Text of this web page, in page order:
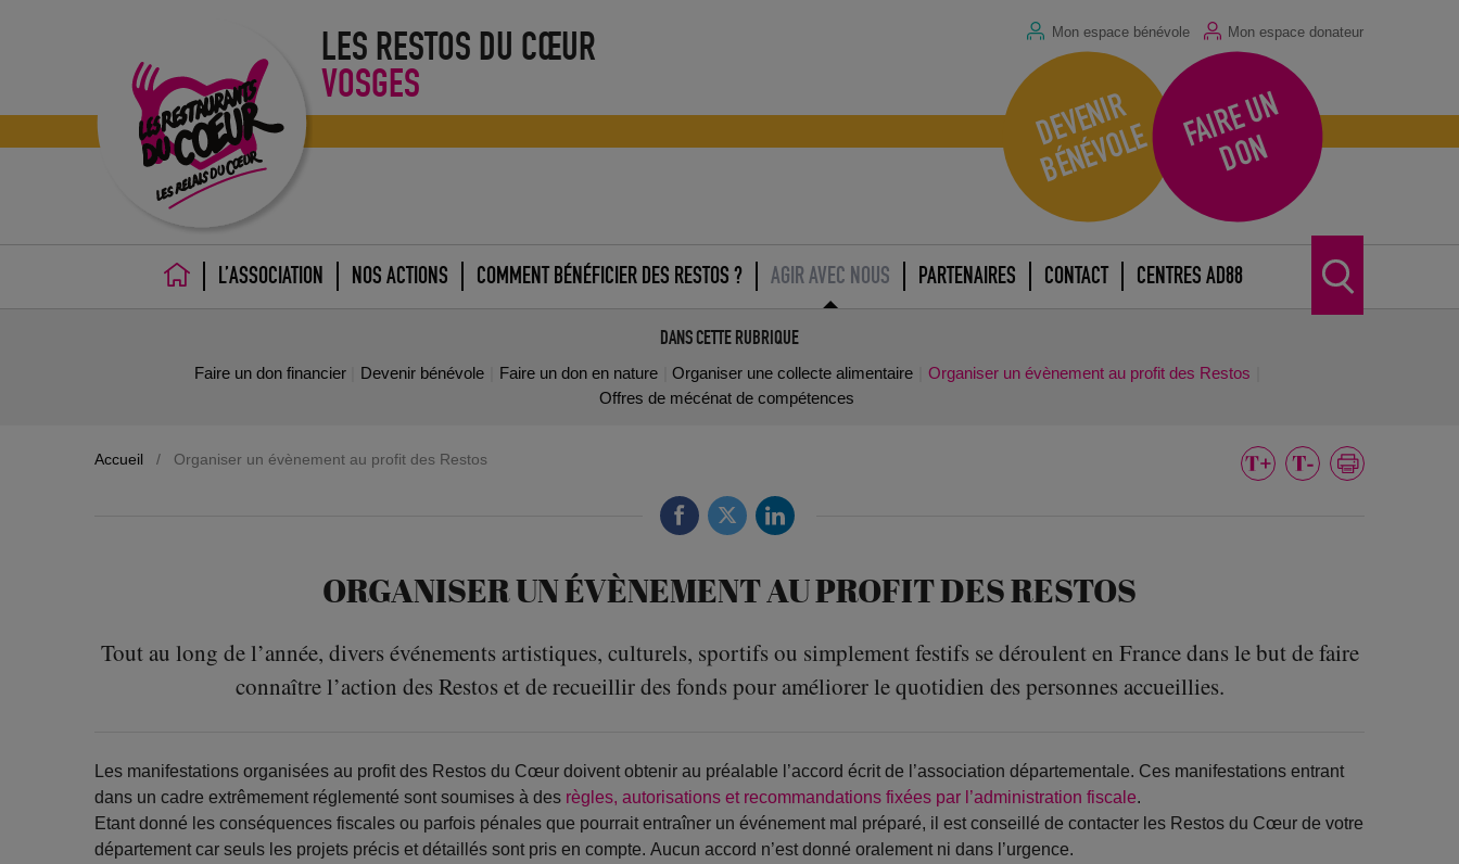
LES RESTOS DU CŒUR
VOSGES
Mon espace bénévole Mon espace donateur
D
E
V
E
N
I
R
B
É
N
É
V
O
L
E F
A
I
R
E
U
N
D
O
N
ACCUEILL’ASSOCIATION NOS ACTIONS COMMENT BÉNÉFICIER DES RESTOS ? AGIR AVEC NOUS PARTENAIRES CONTACT CENTRES AD88
DANS CETTE RUBRIQUE
Faire un don financier Devenir bénévole Faire un don en nature Organiser une collecte alimentaire
Organiser un évènement au profit des Restos
Offres de mécénat de compétences
Accueil / Organiser un évènement au profit des Restos
ORGANISER UN ÉVÈNEMENT AU PROFIT DES RESTOS
Tout au long de l’année, divers événements artistiques, culturels, sportifs ou simplement festifs se déroulent en France dans le but de faire
connaître l’action des Restos et de recueillir des fonds pour améliorer le quotidien des personnes accueillies.
Les manifestations organisées au profit des Restos du Cœur doivent obtenir au préalable l’accord écrit de l’association départementale. Ces manifestations entrant
dans un cadre extrêmement réglementé sont soumises à des règles, autorisations et recommandations fixées par l’administration fiscale.
Etant donné les conséquences fiscales ou parfois pénales que pourrait entraîner un événement mal préparé, il est conseillé de contacter les Restos du Cœur de votre
département car seuls les projets précis et détaillés sont pris en compte. Aucun accord n’est donné oralement ni dans l’urgence.